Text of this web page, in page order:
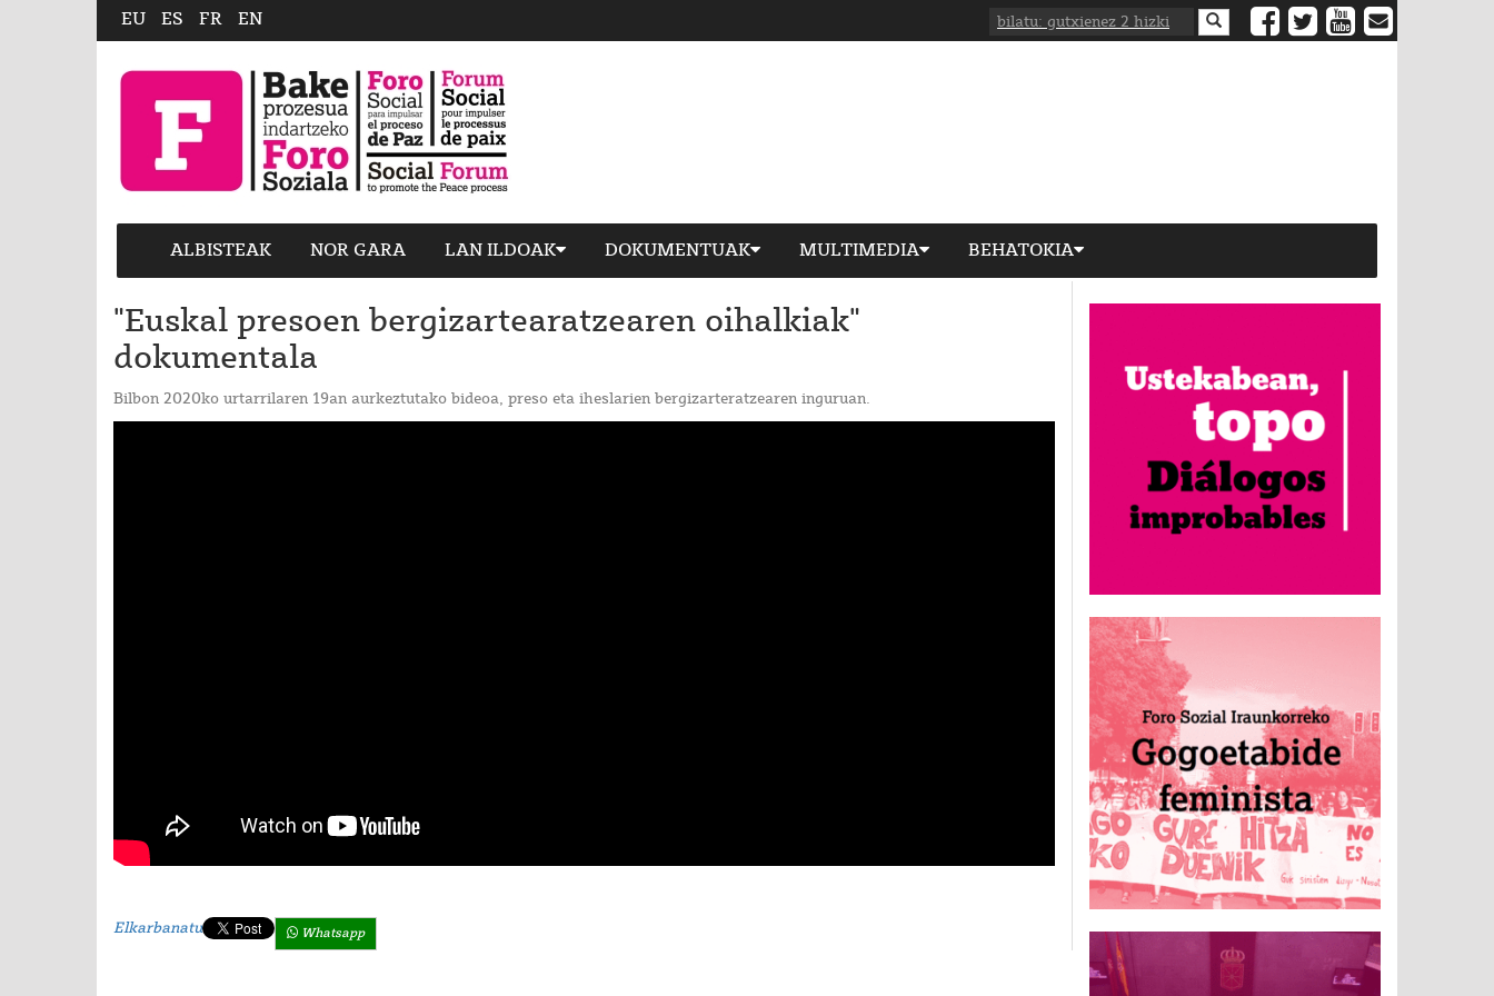
EU ES FR EN
ALBISTEAK NOR GARA LAN ILDOAK DOKUMENTUAK MULTIMEDIA BEHATOKIA
"Euskal presoen bergizartearatzearen oihalkiak"
dokumentala
Bilbon 2020ko urtarrilaren 19an aurkeztutako bideoa, preso eta iheslarien bergizarteratzearen inguruan.
Elkarbanatu Whatsapp